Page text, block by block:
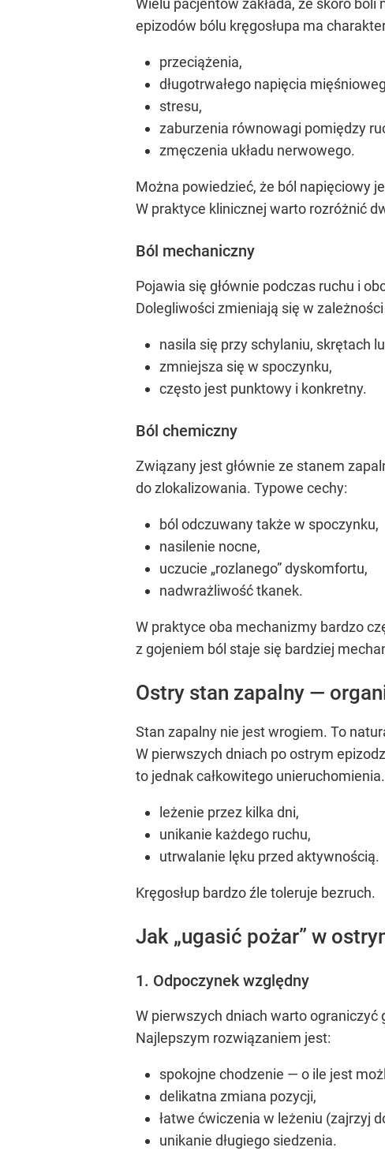
Wielu pacjentów zakłada, że skoro
epizodów bólu kręgosłupa ma
przeciążenia,
długotrwałego napięcia
stresu,
zaburzenia równowagi pomiędzy
zmęczenia układu nerwowego.
Można powiedzieć, że ból napięciowy
W praktyce klinicznej warto rozróżnić
Ból mechaniczny
Pojawia się głównie podczas ruchu i
Dolegliwości zmieniają się w
nasila się przy schylaniu, skrętach
zmniejsza się w spoczynku,
często jest punktowy i konkretny.
Ból chemiczny
Związany jest głównie ze stanem
do zlokalizowania. Typowe cechy:
ból odczuwany także w spoczynku,
nasilenie nocne,
uczucie „rozlanego” dyskomfortu,
nadwrażliwość tkanek.
W praktyce oba mechanizmy bardzo
z gojeniem ból staje się bardziej
Ostry stan zapalny —
Stan zapalny nie jest wrogiem. To
W pierwszych dniach po ostrym
to jednak całkowitego
leżenie przez kilka dni,
unikanie każdego ruchu,
utrwalanie lęku przed aktywnością.
Kręgosłup bardzo źle toleruje bezruch.
Jak „ugasić pożar” w
1. Odpoczynek względny
W pierwszych dniach warto ograniczyć
Najlepszym rozwiązaniem jest:
spokojne chodzenie — o ile jest
delikatna zmiana pozycji,
łatwe ćwiczenia w leżeniu (zajrzyj
unikanie długiego siedzenia.